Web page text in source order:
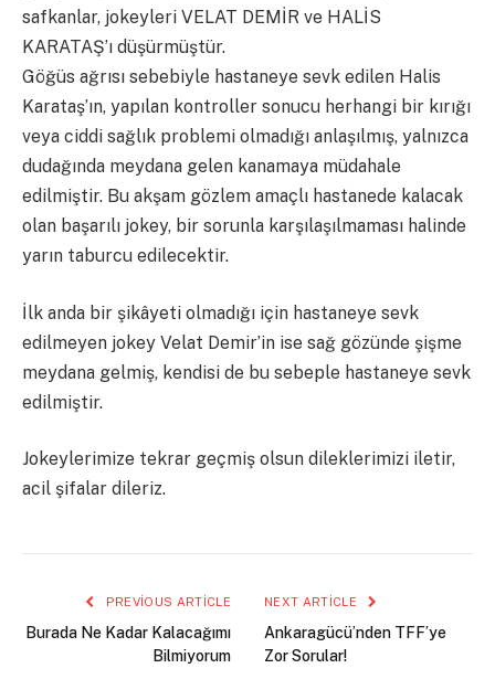
safkanlar, jokeyleri VELAT DEMİR ve HALİS
KARATAŞ’ı düşürmüştür.
Göğüs ağrısı sebebiyle hastaneye sevk edilen Halis
Karataş’ın, yapılan kontroller sonucu herhangi bir kırığı
veya ciddi sağlık problemi olmadığı anlaşılmış, yalnızca
dudağında meydana gelen kanamaya müdahale
edilmiştir. Bu akşam gözlem amaçlı hastanede kalacak
olan başarılı jokey, bir sorunla karşılaşılmaması halinde
yarın taburcu edilecektir.
İlk anda bir şikâyeti olmadığı için hastaneye sevk
edilmeyen jokey Velat Demir’in ise sağ gözünde şişme
meydana gelmiş, kendisi de bu sebeple hastaneye sevk
edilmiştir.
Jokeylerimize tekrar geçmiş olsun dileklerimizi iletir,
acil şifalar dileriz.
PREVIOUS ARTICLE
Burada Ne Kadar Kalacağımı
Bilmiyorum
NEXT ARTICLE
Ankaragücü’nden TFF’ye
Zor Sorular!